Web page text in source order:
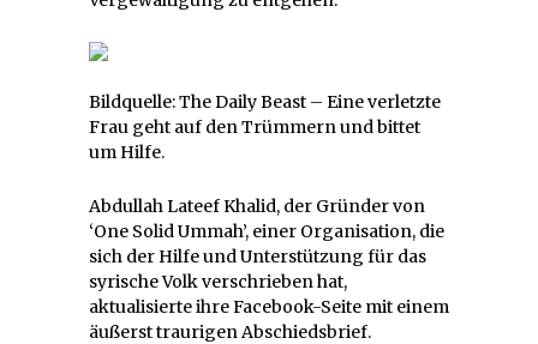
Bildquelle: The Daily Beast – Eine verletzte
Frau geht auf den Trümmern und bittet
um Hilfe.
Abdullah Lateef Khalid, der Gründer von
‘One Solid Ummah’, einer Organisation, die
sich der Hilfe und Unterstützung für das
syrische Volk verschrieben hat,
aktualisierte ihre Facebook-Seite mit einem
äußerst traurigen Abschiedsbrief.